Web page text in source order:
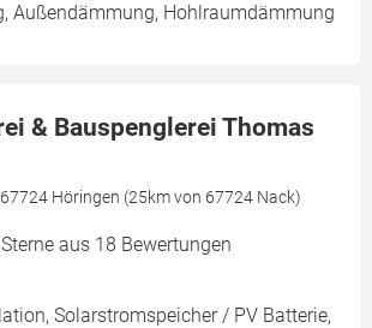
Außendämmung, Hohlraumdämmung
& Bauspenglerei Thomas
Höringen (25km von 67724 Nack)
Sterne aus 18 Bewertungen
Solarstromspeicher / PV Batterie,